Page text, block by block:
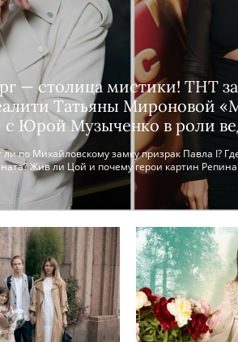
— столица мистики! ТНТ
Татьяны Мироновой
Юрой Музыченко в роли
ли по Михайловскому замку призрак Павла I?
Жив ли Цой и почему герои картин